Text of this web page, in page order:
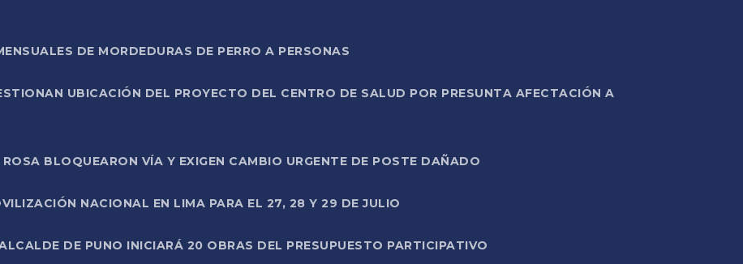
DE MORDEDURAS DE PERRO A PERSONAS
UBICACIÓN DEL PROYECTO DEL CENTRO DE SALUD POR PRESUNTA AFECTACIÓN A
BLOQUEARON VÍA Y EXIGEN CAMBIO URGENTE DE POSTE DAÑADO
NACIONAL EN LIMA PARA EL 27, 28 Y 29 DE JULIO
DE PUNO INICIARÁ 20 OBRAS DEL PRESUPUESTO PARTICIPATIVO